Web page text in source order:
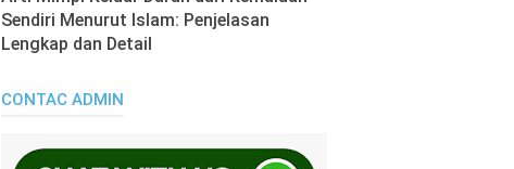
Sendiri Menurut Islam: Penjelasan
Lengkap dan Detail
CONTAC ADMIN